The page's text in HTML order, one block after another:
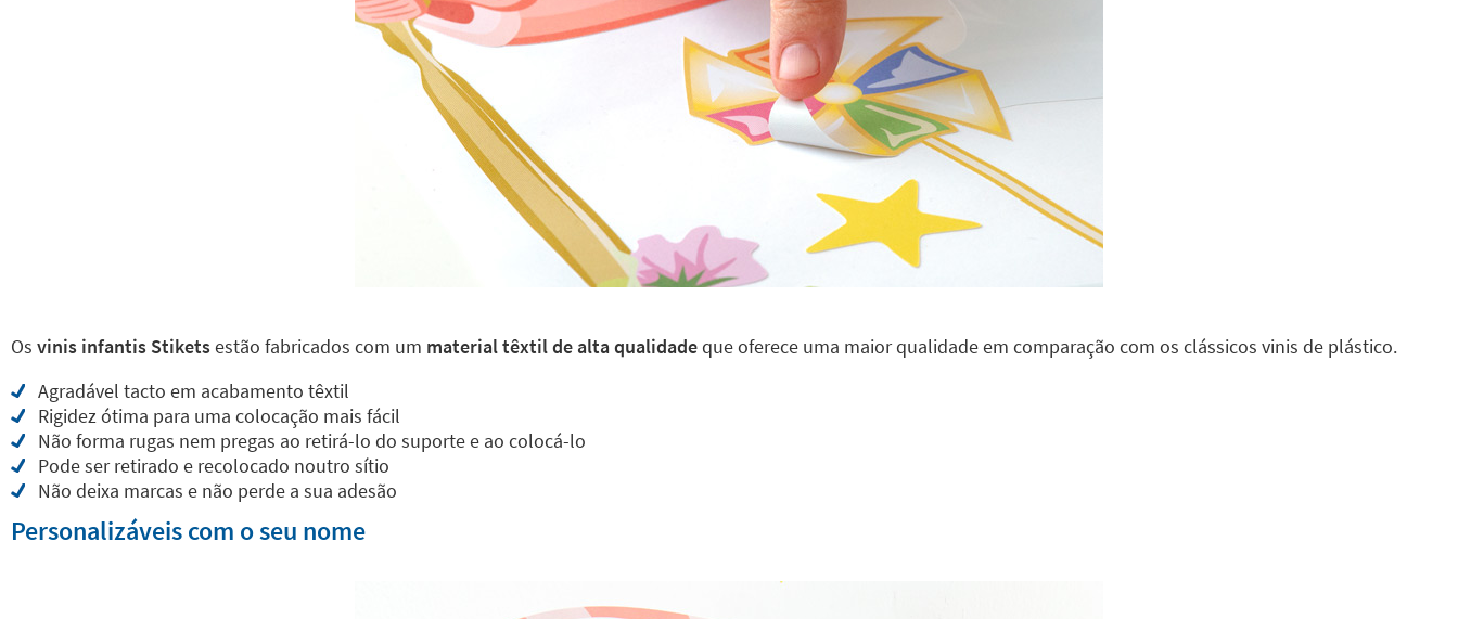
Os vinis infantis Stiketsestão fabricados com um material têxtil de alta qualidadeque oferece uma maior qualidade em comparação com os clássicos vinis de plástico.
Agradável tacto em acabamento têxtil
Rigidez ótima para uma colocação mais fácil
Não forma rugas nem pregas ao retirá-lo do suporte e ao colocá-lo
Pode ser retirado e recolocado noutro sítio
Não deixa marcas e não perde a sua adesão
Personalizáveis com o seu nome